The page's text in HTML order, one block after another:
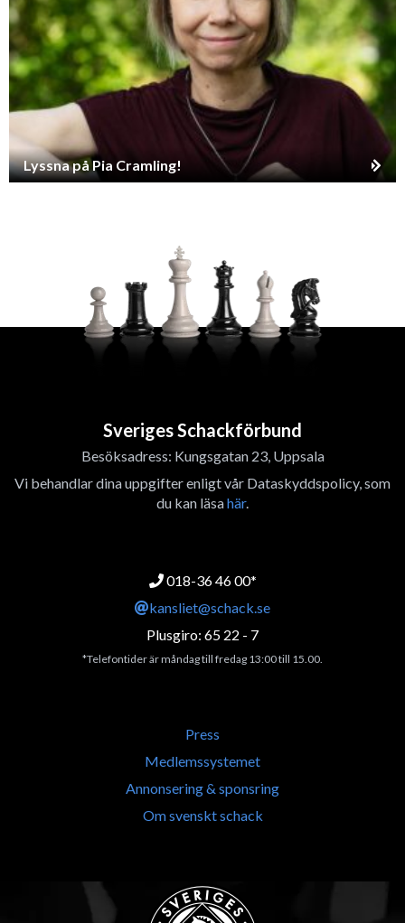
Lyssna på Pia Cramling!
Sveriges Schackförbund
Besöksadress: Kungsgatan 23, Uppsala
Vi behandlar dina uppgifter enligt vår Dataskyddspolicy, som
du kan läsahär.
018-36 46 00*
kansliet@schack.se
Plusgiro: 65 22 - 7
*Telefontider är måndag till fredag 13:00 till 15.00.
Press
Medlemssystemet
Annonsering & sponsring
Om svenskt schack